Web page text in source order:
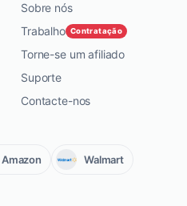
Sobre nós
Trabalho Contratação
Torne-se um afiliado
Suporte
Contacte-nos
Amazon Walmart